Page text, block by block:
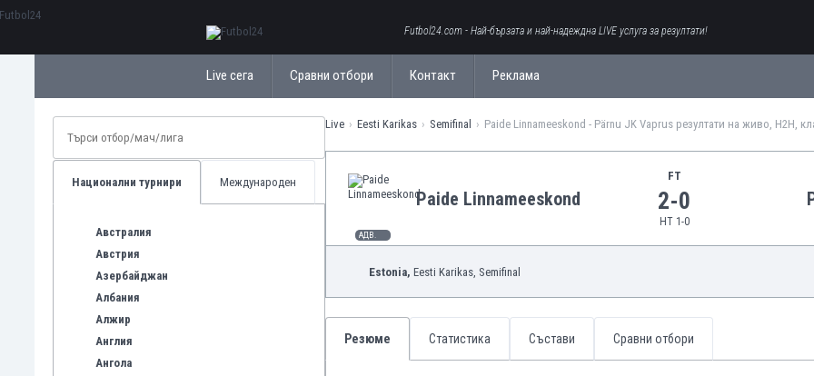
Futbol24.com - Най-бързата и най-надеждна LIVE услуга за резултати!
Live сега Сравни отбори Контакт Реклама
Национални турнири Международен
Австралия
Австрия
Азербайджан
Албания
Алжир
Англия
Ангола
Live Eesti Karikas Semifinal Paide Linnameeskond - Pärnu JK Vaprus резултати на живо, H2H,
АДВ.
Paide Linnameeskond
FT
2-0
HT 1-0
Estonia, Eesti Karikas , Semifinal
Резюме Статистика Състави Сравни отбори